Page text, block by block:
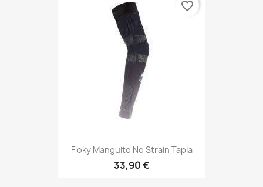
Floky Manguito No Strain Tapia
33,90 €
favorite_border